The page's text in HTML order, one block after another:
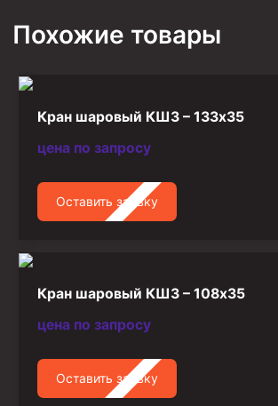
Райберы конусные
Ключи
Фрезерующие инструменты
Клинья — отклонители
Метчики ловильные
Рукава буровые
Стропы
Стропы канатные ВК
Стропы канатные
Похожие товары
Кран шаровый КШЗ – 133х35
цена по запросу
Оставить заявку
Кран шаровый КШЗ – 108х35
цена по запросу
Оставить заявку